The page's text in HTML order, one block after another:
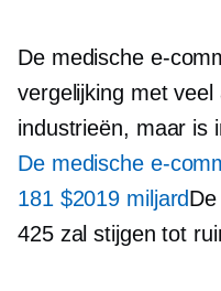
De medische e-
vergelijking met
industrieën, maar is
De medische e-
181 $2019 miljard
425 zal stijgen tot